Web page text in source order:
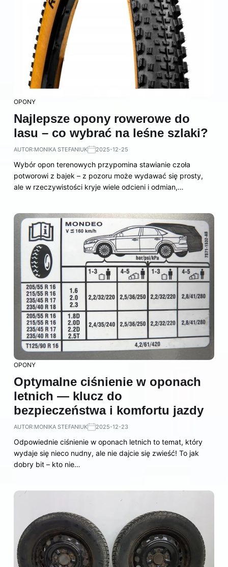
OPONY
Najlepsze opony rowerowe do
lasu – co wybrać na leśne szlaki?
AUTOR:MONIKA STEFANIUK 2025-12-25
Wybór opon terenowych przypomina stawianie czoła
potworowi z bajek – z pozoru może wydawać się prosty,
ale w rzeczywistości kryje wiele odcieni i odmian,…
OPONY
Optymalne ciśnienie w oponach
letnich — klucz do
bezpieczeństwa i komfortu jazdy
AUTOR:MONIKA STEFANIUK 2025-12-23
Odpowiednie ciśnienie w oponach letnich to temat, który
wydaje się nieco nudny, ale nie dajcie się zwieść! To jak
dobry bit – kto nie…